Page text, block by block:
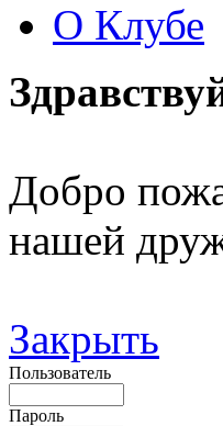
О Клубе
Добро
нашей
Закрыть
Пользователь
Пароль